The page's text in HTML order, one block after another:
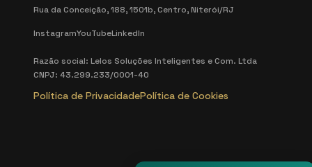
Rua da Conceição, 188, 1501b, Centro, Niterói/RJ
InstagramYouTubeLinkedIn
Razão social: Lelos Soluções Inteligentes e Com. Ltda
CNPJ: 43.299.233/0001-40
Política de PrivacidadePolítica de Cookies